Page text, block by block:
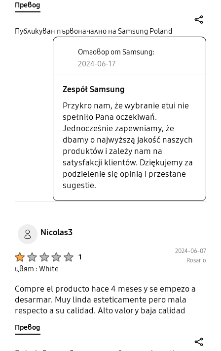
przetrwał ledwo rok a tym bardziej od oficjalnego
reklamacji kończy się tym, że dział reklamacji nie
widzi wady produktu lecz wadę użytkownika
oczywiście. Pierwszy i ostatni raz case od
Превод
Публикуван първоначално на Samsung Poland
Отговор от Samsung:
2024-06-17
Zespół Samsung
Przykro nam, że wybranie etui nie
spełniło Pana oczekiwań.
Jednocześnie zapewniamy, że
dbamy o najwyższą jakość naszych
produktów i zależy nam na
satysfakcji klientów. Dziękujemy za
podzielenie się opinią i przesłane
sugestie.
Nicolas3
1
2024-06-07
Rosario
цвят : White
Compre el producto hace 4 meses y se empezo a
desarmar. Muy linda esteticamente pero mala
respecto a su calidad. Alto valor y baja calidad
Превод